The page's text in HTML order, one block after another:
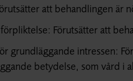
att behandlingen är
Förutsätter att
grundläggande intressen:
betydelse, som vård i